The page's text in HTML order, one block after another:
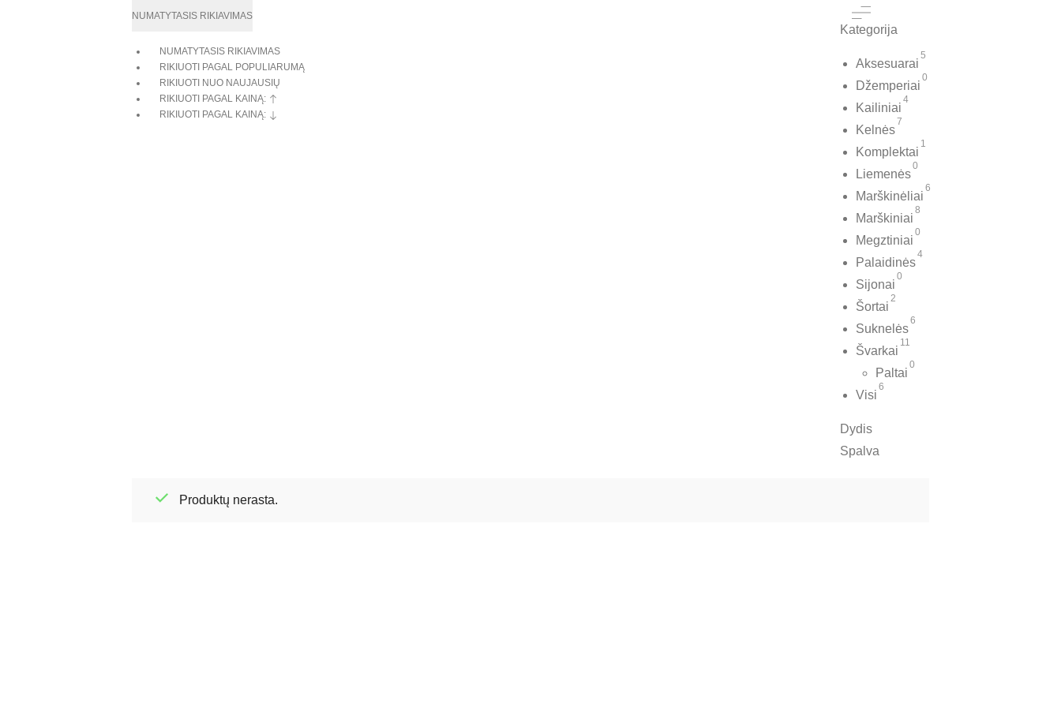
NUMATYTASIS RIKIAVIMAS
NUMATYTASIS RIKIAVIMAS
RIKIUOTI PAGAL POPULIARUMĄ
RIKIUOTI NUO NAUJAUSIŲ
RIKIUOTI PAGAL KAINĄ:
RIKIUOTI PAGAL KAINĄ:
Kategorija
Aksesuarai
5
Džemperiai
0
Kailiniai
4
Kelnės
7
Komplektai
1
Liemenės
0
Marškinėliai
6
Marškiniai
8
Megztiniai
0
Palaidinės
4
Sijonai
0
Šortai
2
Suknelės
6
Švarkai
11
Paltai
0
Visi
6
Dydis
Spalva
Produktų nerasta.